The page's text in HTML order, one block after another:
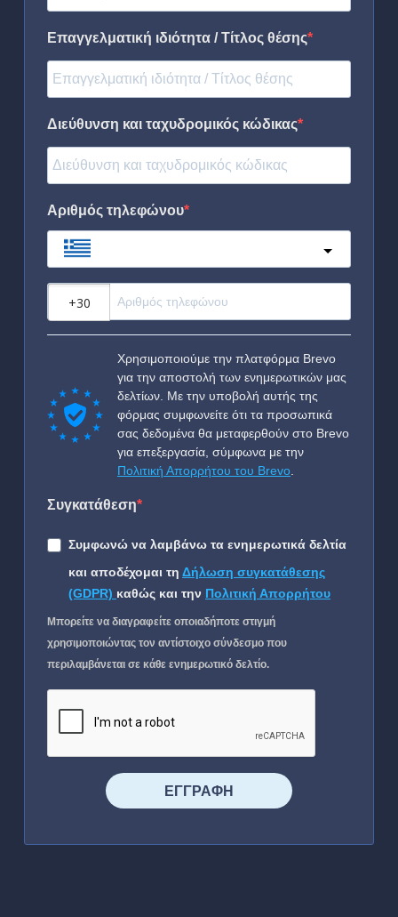
Επαγγελματική ιδιότητα / Τίτλος θέσης
Διεύθυνση και ταχυδρομικός κώδικας
Αριθμός τηλεφώνου
Χρησιμοποιούμε την πλατφόρμα Brevo
για την αποστολή των ενημερωτικών μας
δελτίων. Με την υποβολή αυτής της
φόρμας συμφωνείτε ότι τα προσωπικά
σας δεδομένα θα μεταφερθούν στο Brevo
για επεξεργασία, σύμφωνα με την
Πολιτική Απορρήτου του Brevo
Συγκατάθεση
Συμφωνώ να λαμβάνω τα ενημερωτικά δελτία
και αποδέχομαι τη Δήλωση συγκατάθεσης
(GDPR) καθώς και την Πολιτική Απορρήτου
Μπορείτε να διαγραφείτε οποιαδήποτε στιγμή
χρησιμοποιώντας τον αντίστοιχο σύνδεσμο που
περιλαμβάνεται σε κάθε ενημερωτικό δελτίο.
⠀⠀⠀⠀ΕΓΓΡΑΦΗ⠀⠀⠀⠀